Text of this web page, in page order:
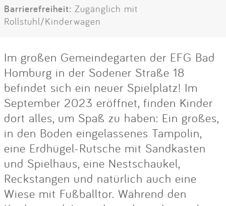
Barrierefreiheit: Zugänglich mit
Rollstuhl/Kinderwagen
Im großen Gemeindegarten der EFG Bad
Homburg in der Sodener Straße 18
befindet sich ein neuer Spielplatz! Im
September 2023 eröffnet, finden Kinder
dort alles, um Spaß zu haben: Ein großes,
in den Boden eingelassenes Tampolin,
eine Erdhügel-Rutsche mit Sandkasten
und Spielhaus, eine Nestschaukel,
Reckstangen und natürlich auch eine
Wiese mit Fußballtor. Während den